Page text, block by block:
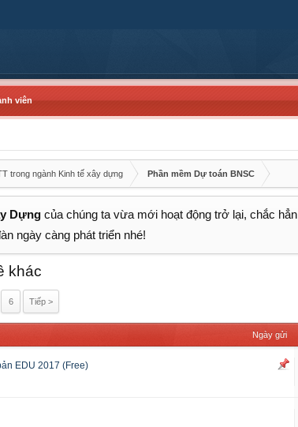
viên
trong ngành Kinh tế xây dựng Phần mềm Dự toán BNSC
Dựng của chúng ta vừa mới hoạt động trở lại, chắc
ngày càng phát triển nhé!
khác
6 Tiếp >
Ngày gửi
EDU 2017 (Free)